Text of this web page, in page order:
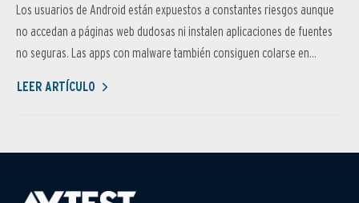
Los usuarios de Android están expuestos a constantes riesgos aunque
no accedan a páginas web dudosas ni instalen aplicaciones de fuentes
no seguras. Las apps con malware también consiguen colarse en...
LEER ARTÍCULO